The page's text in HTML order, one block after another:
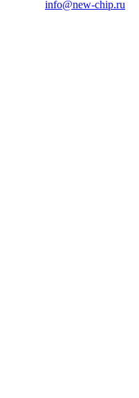
info@new-chip.ru